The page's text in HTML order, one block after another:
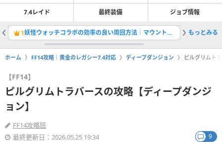
7.4レイド 最終装備 ジョブ情報
1 妖怪ウォッチコラボの効率の良い周回方法｜マウントや武器情報 2
もっとみる
ホーム FF14攻略｜黄金のレガシー7.4対応 ディープダンジョン ピルグリムト
【FF14】
ピルグリムトラバースの攻略【ディープダンジ
ョン】
FF14攻略班
最終更新日：2026.05.25 19:34
9